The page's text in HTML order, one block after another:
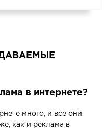
в интернете?
много, и все они
как и реклама в